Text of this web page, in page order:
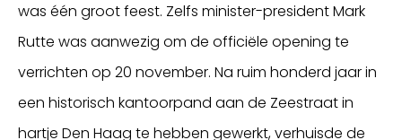
was één groot feest. Zelfs minister-president Mark
Rutte was aanwezig om de officiële opening te
verrichten op 20 november. Na ruim honderd jaar in
een historisch kantoorpand aan de Zeestraat in
hartje Den Haag te hebben gewerkt, verhuisde de